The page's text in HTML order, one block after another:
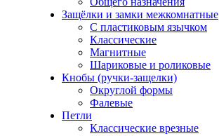
Защёлки и замки межкомнатные
С пластиковым язычком
Классические
Магнитные
Шариковые и роликовые
Кнобы (ручки-защелки)
Округлой формы
Фалевые
Петли
Классические врезные